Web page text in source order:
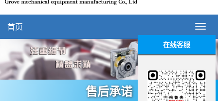
首页
售后承诺
在线客服